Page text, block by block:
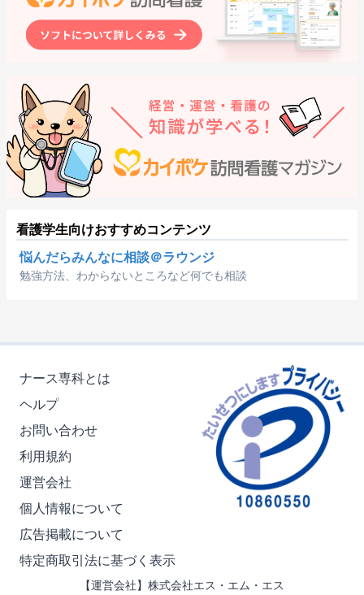
看護学生向けおすすめコンテンツ
悩んだらみんなに相談＠ラウンジ
勉強方法、わからないところなど何でも相談
ナース専科とは
ヘルプ
お問い合わせ
利用規約
運営会社
個人情報について
広告掲載について
特定商取引法に基づく表示
【運営会社】株式会社エス・エム・エス